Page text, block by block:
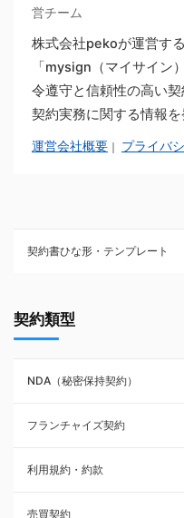
営チーム
株式会社pekoが運営す
「mysign（マイサイン
令遵守と信頼性の高い
契約実務に関する情報を
運営会社概要 ｜ プライバ
契約書ひな形・テンプレート
NDA（秘密保持契約）
業務委託契約
利用規約・約款
覚書・合意書・同意書
契約類型
NDA（秘密保持契約）
フランチャイズ契約
利用規約・約款
売買契約